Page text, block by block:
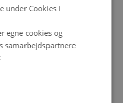
deltagerne på forhånd
overvejelser og
implementering og
under Cookies i
egne cookies og
samarbejdspartnere